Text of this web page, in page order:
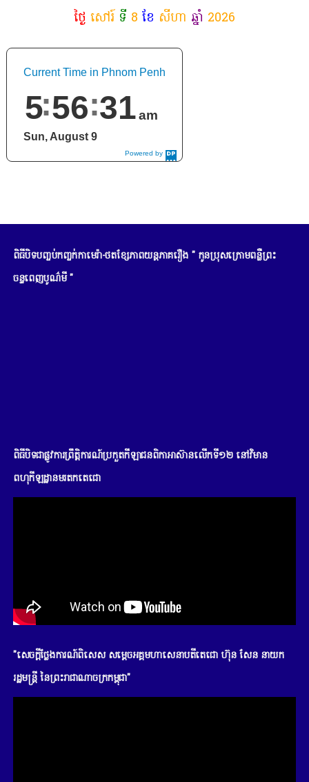
ថ្ងៃ សៅរ៍ទី 8 ខែ សីហា ឆ្នាំ 2026
Powered by
DaysPedia.c
Current Time in Phnom Penh
5 56 32am
Sun, August 9
ពិធីបិទបញ្ចប់កញ្ចក់កាមេរ៉ា-ថតខ្សែភាពយន្តភាគរឿង " កូនប្រុសក្រោមពន្លឺព្រះ
ចន្ទពេញបូណ៌មី "
ពិធីបិទជាផ្លូវការព្រឹត្តិការណ៍ប្រកួតកីឡាជនពិកាអាស៊ានលើកទី១២ នៅវិមាន
ពហុកីឡដ្ឋានមរតកតេជោ
"សេចក្តីថ្លែងការណ៍ពិសេស សម្តេចអគ្គមហាសេនាបតីតេជោ ហ៊ុន សែន នាយក
រដ្ឋមន្រ្តី នៃព្រះរាជាណាចក្រកម្ពុជា"